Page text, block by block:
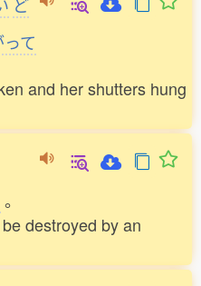
ど
って
and her shutters hung
。
destroyed by an